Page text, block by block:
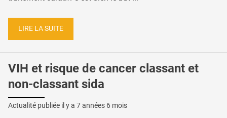
LIRE LA SUITE
VIH et risque de cancer classant et
non-classant sida
Actualité publiée il y a 7 années 6 mois